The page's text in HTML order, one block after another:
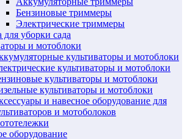
Бензиновые триммеры
Электрические триммеры
для уборки сада
и мотоблоки
культиваторы и мотоблоки
культиваторы и мотоблоки
культиваторы и мотоблоки
культиваторы и мотоблоки
и навесное оборудование для
и мотоболоков
оборудование